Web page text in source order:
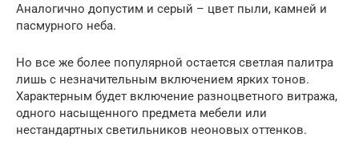
Аналогично допустим и серый – цвет пыли, камней и
пасмурного неба.
Но все же более популярной остается светлая палитра
лишь с незначительным включением ярких тонов.
Характерным будет включение разноцветного витража,
одного насыщенного предмета мебели или
нестандартных светильников неоновых оттенков.